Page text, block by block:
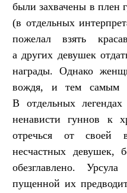
были захвачены в плен
(в отдельных
пожелал взять
а других девушек
награды. Однако
вождя, и тем самым
В отдельных
ненависти гуннов к
отречься от своей
несчастных девушек,
обезглавлено.
пущенной их